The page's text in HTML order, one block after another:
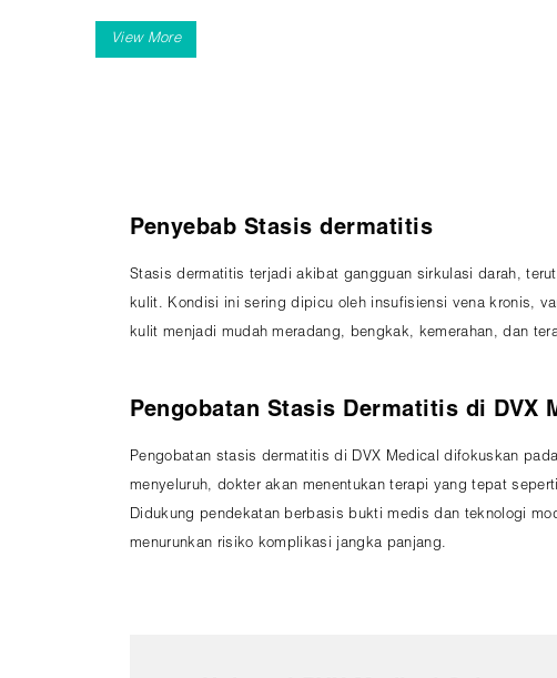
Stasis dermatitis paling sering ditemukan pada
atau insufisiensi vena kronis.
Penyebab Stasis dermatitis
Stasis dermatitis terjadi akibat gangguan sirkulasi darah,
kulit. Kondisi ini sering dipicu oleh insufisiensi vena kronis,
kulit menjadi mudah meradang, bengkak, kemerahan, dan
Pengobatan Stasis Dermatitis di DVX
Pengobatan stasis dermatitis di DVX Medical difokuskan
menyeluruh, dokter akan menentukan terapi yang tepat
Didukung pendekatan berbasis bukti medis dan teknologi
menurunkan risiko komplikasi jangka panjang.